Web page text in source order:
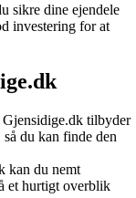
sikre dine ejendele
investering for at
Gjensidige.dk tilbyder
du kan finde den
kan du nemt
et hurtigt overblik